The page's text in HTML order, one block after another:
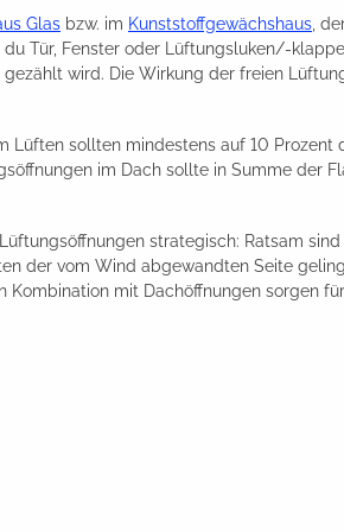
Glas bzw. im Kunststoffgewächshaus,
Tür, Fenster oder Lüftungsluken/-
wird. Die Wirkung der freien
Lüften sollten mindestens auf 10 Prozent
im Dach sollte in Summe der
strategisch: Ratsam sind
der vom Wind abgewandten Seite
mit Dachöffnungen sorgen